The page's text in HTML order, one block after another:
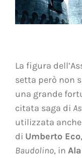
La figura
setta però non
una grande
citata saga di
utilizzata
di Umberto Eco,
Baudolino, in